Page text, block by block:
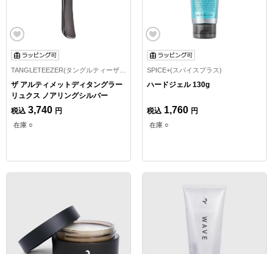
TANGLETEEZER(タングルティーザー)
ザ アルティメットディタングラー
リュクス ノアリングシルバー
税込 3,740 円
在庫 ○
SPICE+(スパイスプラス)
ハードジェル 130g
税込 1,760 円
在庫 ○